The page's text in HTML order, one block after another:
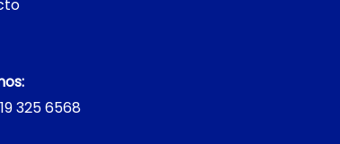
325 6568